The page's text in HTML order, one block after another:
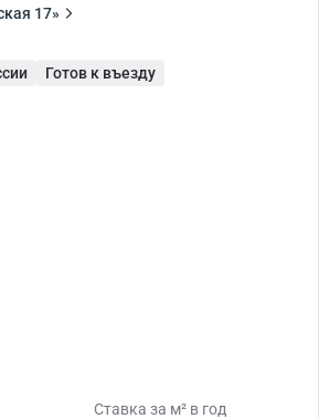
17»
Готов к въезду
Ставка за м² в год